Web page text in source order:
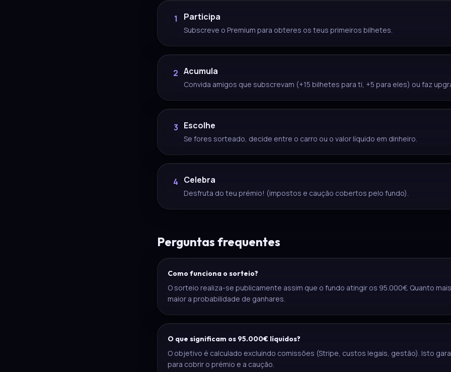
1 Participa
Subscreve o Premium para obteres os teus primeiros bilhetes.
2 Acumula
Convida amigos que subscrevam (+15 bilhetes para ti, +5 para eles) ou faz
3 Escolhe
Se fores sorteado, decide entre o carro ou o valor líquido em dinheiro.
4 Celebra
Desfruta do teu prémio! (impostos e caução cobertos pelo fundo).
Perguntas frequentes
Como funciona o sorteio?
O sorteio realiza-se publicamente assim que o fundo atingir os 95.000€. Quanto
maior a probabilidade de ganhares.
O que significam os 95.000€ líquidos?
O objetivo é calculado excluindo comissões (Stripe, custos legais, gestão). Isto
para cobrir o prémio e a caução.